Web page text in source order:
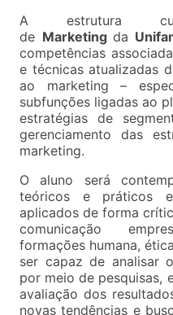
A estrutura
de Marketingda
competências
e técnicas atualizadas
ao marketing –
subfunções ligadas ao
estratégias de
gerenciamento das
marketing.
O aluno será
teóricos e práticos
aplicados de forma
comunicação
formações humana,
ser capaz de analisar
por meio de pesquisas,
avaliação dos
novas tendências e